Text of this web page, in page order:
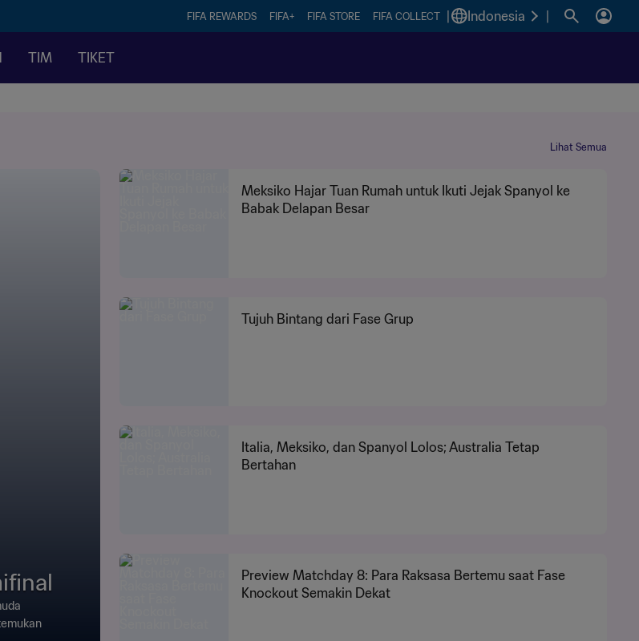
FIFA REWARDS FIFA+ FIFA STORE FIFA COLLECT Indonesia
TIM TIKET
Lihat Semua
Meksiko Hajar Tuan Rumah untuk Ikuti Jejak Spanyol ke
Babak Delapan Besar
Tujuh Bintang dari Fase Grup
Italia, Meksiko, dan Spanyol Lolos; Australia Tetap
Bertahan
Preview Matchday 8: Para Raksasa Bertemu saat Fase
Knockout Semakin Dekat